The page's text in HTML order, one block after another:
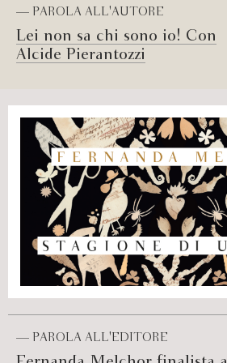
— PAROLA ALL'AUTORE
Lei non sa chi sono io! Con
Alcide Pierantozzi
— PAROLA ALL'EDITORE